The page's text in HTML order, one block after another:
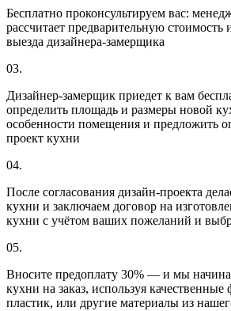
Бесплатно проконсультируем вас:
рассчитает предварительную стоимость
выезда дизайнера-замерщика
03.
Дизайнер-замерщик приедет к вам
определить площадь и размеры новой
особенности помещения и предложить
проект кухни
04.
После согласования дизайн-проекта
кухни и заключаем договор на
кухни с учётом ваших пожеланий и
05.
Вносите предоплату 30% — и мы
кухни на заказ, используя
пластик, или другие материалы из